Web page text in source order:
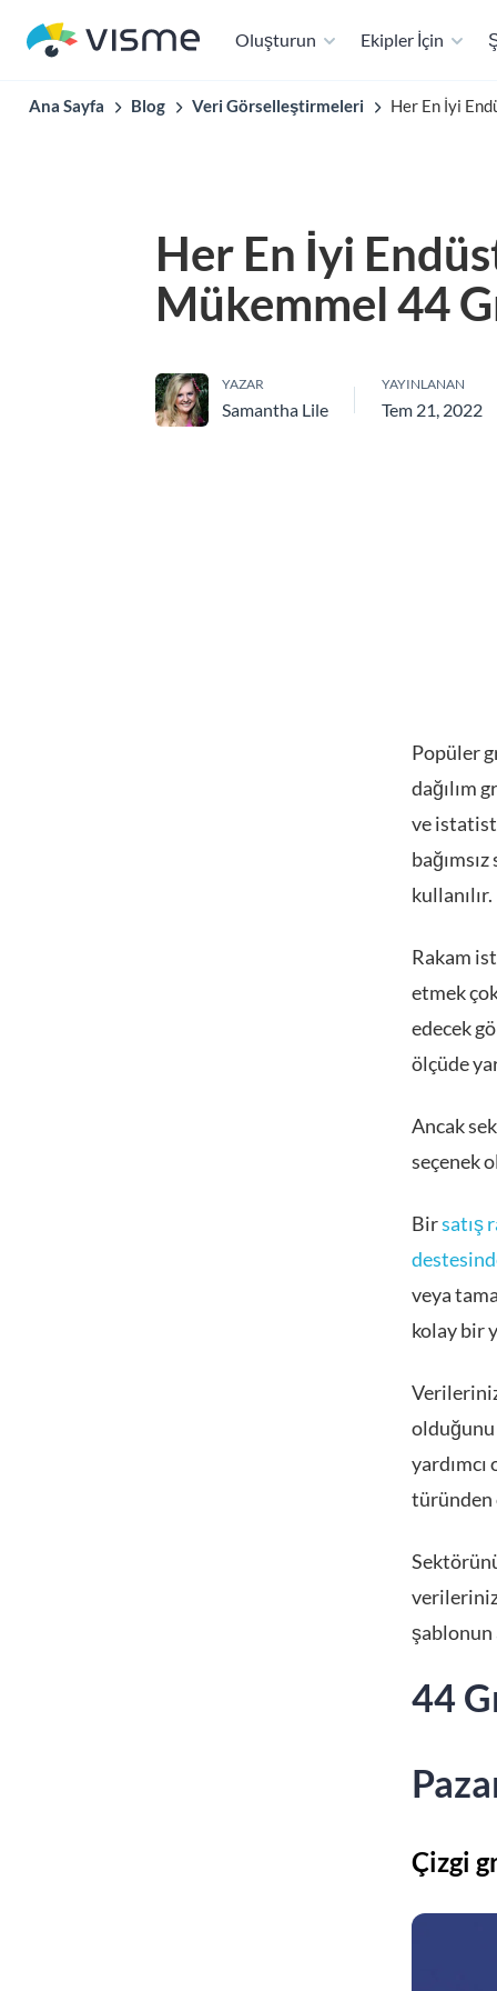
Oluşturun Ekipler İçin
Ana Sayfa Blog Veri Görselleştirmeleri Her En İyi
Her En İyi
Mükemmel 44
YAZAR
Samantha Lile
YAYINLANAN
Tem 21, 2022
Popüler
dağılım
ve
kullanılır.
Rakam
etmek
edecek
ölçüde
Ancak
seçenek
Birsatış
veya
kolay bir
olduğunu
türünden
şablonun
44
Çizgi